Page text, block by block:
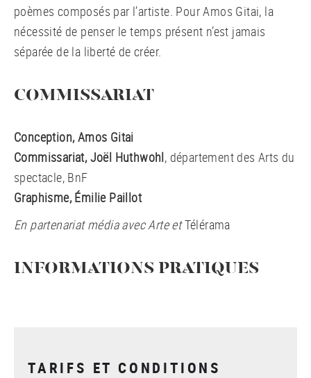
poèmes composés par l’artiste. Pour Amos Gitai, la
nécessité de penser le temps présent n’est jamais
séparée de la liberté de créer.
COMMISSARIAT
Conception, Amos Gitai
Commissariat, Joël Huthwohl, département des Arts du
spectacle, BnF
Graphisme, Émilie Paillot
En partenariat média avec Arte etTélérama
INFORMATIONS PRATIQUES
TARIFS ET CONDITIONS